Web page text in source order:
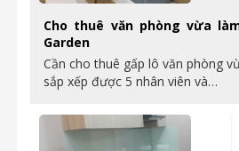
Cho thuê văn phòng vừa
Garden
Cần cho thuê gấp lô văn phòng
sắp xếp được 5 nhân viên và…